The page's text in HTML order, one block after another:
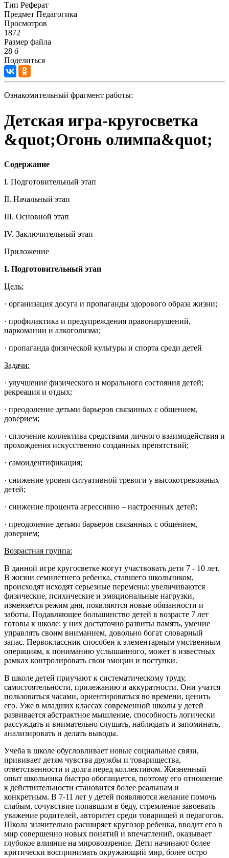
Тип Реферат
Предмет Педагогика
Просмотров
1872
Размер файла
28 б
Поделиться
Ознакомительный фрагмент работы:
Детская игра-кругосветка
&quot;Огонь олимпа&quot;
Содержание
I. Подготовительный этап
II. Начальный этап
III. Основной этап
IV. Заключительный этап
Приложение
I. Подготовительный этап
Цель:
· организация досуга и пропаганды здорового образа жизни;
· профилактика и предупреждения правонарушений,
наркомании и алкоголизма;
· пропаганда физической культуры и спорта среди детей
Задачи:
· улучшение физического и морального состояния детей;
рекреация и отдых;
· преодоление детьми барьеров связанных с общением,
доверием;
· сплочение коллектива средствами личного взаимодействия и
прохождения искусственно созданных препятствий;
· самоидентификация;
· снижение уровня ситуативной тревоги у высокотревожных
детей;
· снижение процента агрессивно – настроенных детей;
· преодоление детьми барьеров связанных с общением,
доверием;
Возрастная группа:
В данной игре кругосветке могут участвовать дети 7 - 10 лет.
В жизни семилетнего ребенка, ставшего школьником,
происходят исходят серьезные перемены: увеличиваются
физические, психические и эмоциональные нагрузки,
изменяется режим дня, появляются новые обязанности и
заботы. Подавляющее большинство детей в возрасте 7 лет
готовы к школе: у них достаточно развиты память, умение
управлять своим вниманием, довольно богат словарный
запас. Первоклассник способен к элементарным умственным
операциям, к пониманию услышанного, может в известных
рамках контролировать свои эмоции и поступки.
В школе детей приучают к систематическому труду,
самостоятельности, прилежанию и аккуратности. Они учатся
пользоваться часами, ориентироваться во времени, ценить
его. Уже в младших классах современной школы у детей
развивается абстрактное мышление, способность логически
рассуждать и внимательно слушать, наблюдать и запоминать,
анализировать и делать выводы.
Учеба в школе обусловливает новые социальные связи,
прививает детям чувства дружбы и товарищества,
ответственности и долга перед коллективом. Жизненный
опыт школьника быстро обогащается, поэтому его отношение
к действительности становится более реальным и
конкретным. В 7-11 лет у детей появляются желание помочь
слабым, сочувствие попавшим в беду, стремление завоевать
уважение родителей, авторитет среди товарищей и педагогов.
Школа значительно расширяет кругозор ребенка, вводит его в
мир совершенно новых понятий и впечатлений, оказывает
глубокое влияние на мировоззрение. Дети начинают более
критически воспринимать окружающий мир, более остро